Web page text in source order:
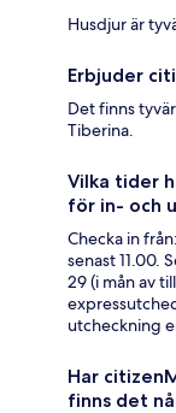
Husdjur är
Erbjuder
Det finns
Tiberina.
Vilka tider
för in- och
Checka in
senast 11.00.
29 (i mån av
utcheckning
Har
finns det